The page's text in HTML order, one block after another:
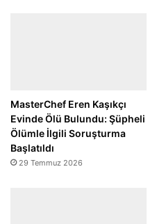
MasterChef Eren Kaşıkçı
Evinde Ölü Bulundu: Şüpheli
Ölümle İlgili Soruşturma
Başlatıldı
29 Temmuz 2026